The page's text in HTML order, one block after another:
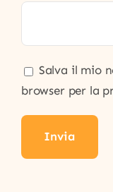
Salva il mio
browser per la